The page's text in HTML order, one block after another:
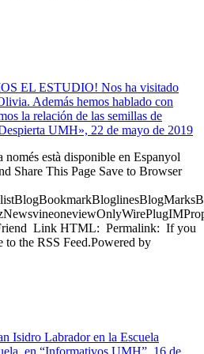
EL ESTUDIO! Nos ha visitado
Además hemos hablado con
la relación de las semillas de
UMH», 22 de mayo de 2019
només està disponible en Espanyol
Share This Page Save to Browser
Link HTML: Permalink: If you
to the RSS Feed.Powered by
Isidro Labrador en la Escuela
en “Informativos UMH”, 16 de